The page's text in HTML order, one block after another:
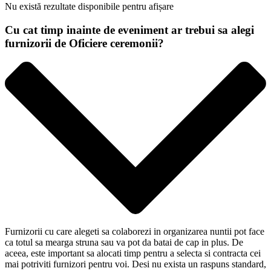
Nu există rezultate disponibile pentru afișare
Cu cat timp inainte de eveniment ar trebui sa alegi
furnizorii de Oficiere ceremonii?
Furnizorii cu care alegeti sa colaborezi in organizarea nuntii pot face
ca totul sa mearga struna sau va pot da batai de cap in plus. De
aceea, este important sa alocati timp pentru a selecta si contracta cei
mai potriviti furnizori pentru voi. Desi nu exista un raspuns standard,